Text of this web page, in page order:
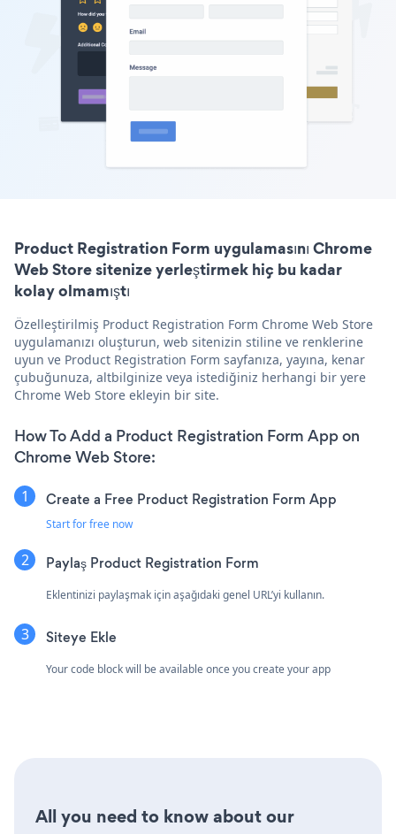
Product Registration Form uygulamasını Chrome
Web Store sitenize yerleştirmek hiç bu kadar
kolay olmamıştı
Özelleştirilmiş Product Registration Form Chrome Web Store
uygulamanızı oluşturun, web sitenizin stiline ve renklerine
uyun ve Product Registration Form sayfanıza, yayına, kenar
çubuğunuza, altbilginize veya istediğiniz herhangi bir yere
Chrome Web Store ekleyin bir site.
How To Add a Product Registration Form App on
Chrome Web Store:
Create a Free Product Registration Form App
Start for free now
Paylaş Product Registration Form
Eklentinizi paylaşmak için aşağıdaki genel URL’yi kullanın.
Siteye Ekle
Your code block will be available once you create your app
All you need to know about our